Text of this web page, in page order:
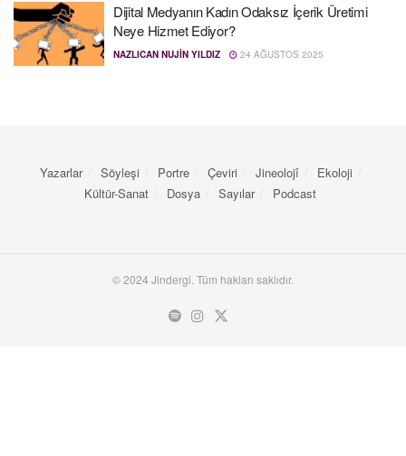
Dijital Medyanın Kadın Odaksız İçerik Üretimi
Neye Hizmet Ediyor?
NAZLICAN NUJIN YILDIZ 24 AĞUSTOS 2025
Yazarlar Söyleşi Portre Çeviri Jineolojî
Ekoloji
Kültür-Sanat
Dosya Sayılar Podcast
© 2024 Jindergi. Tüm hakları saklıdır.